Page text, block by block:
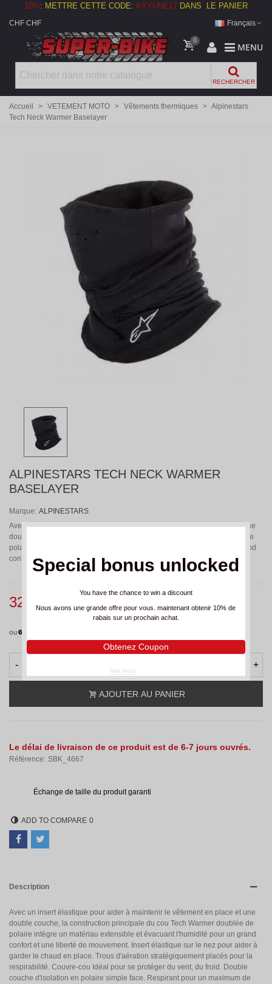
Special bonus unlocked
You have the chance to win a discount
Nous avons une grande offre pour vous. maintenant obtenir 10% de
rabais sur un prochain achat.
Obtenez Coupon
Non merci
10%: METTRE CETTE CODE: KXYUNE17 DANS LE PANIER
CHF CHF Français
0
MENU
RECHERCHER
Accueil > VETEMENT MOTO > Vêtements thermiques > Alpinestars
Tech Neck Warmer Baselayer
ALPINESTARS TECH NECK WARMER
BASELAYER
Marque: ALPINESTARS
Avec un insert élastique pour aider à maintenir le vêtement en place et une
double couche, la construction principale du cou Tech Warmer doublée de
polaire intègre un matériau extensible et évacuant l'humidité pour un grand
confort et une liberté de mouvement.
32,00 CHF (TVA incl.)
ou6 x CHF 5.33
- +
AJOUTER AU PANIER
Le délai de livraison de ce produit est de 6-7 jours ouvrés.
Référence: SBK_4667
Échange de taille du produit garanti
ADD TO COMPARE 0
Description
Avec un insert élastique pour aider à maintenir le vêtement en place et une
double couche, la construction principale du cou Tech Warmer doublée de
polaire intègre un matériau extensible et évacuant l'humidité pour un grand
confort et une liberté de mouvement. Insert élastique sur le nez pour aider à
garder le chaud en place. Trous d'aération stratégiquement placés pour la
respirabilité. Couvre-cou Idéal pour se protéger du vent, du froid. Double
couche d'isolation en polaire simple face. Respirant pour un maximum de